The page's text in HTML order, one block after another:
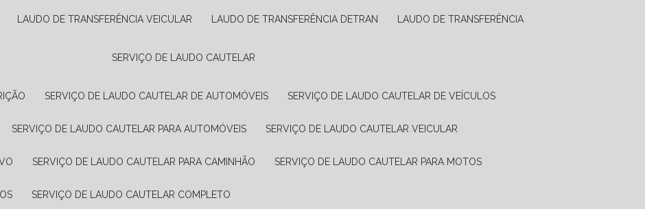
LAUDO DE TRANSFERÊNCIA VEICULAR LAUDO DE TRANSFERÊNCIA DETRAN LAUDO DE TRANSFERÊNCIA
SERVIÇO DE LAUDO CAUTELAR
SERVIÇO DE LAUDO CAUTELAR DE AUTOMÓVEIS SERVIÇO DE LAUDO CAUTELAR DE VEÍCULOS
SERVIÇO DE LAUDO CAUTELAR PARA AUTOMÓVEIS SERVIÇO DE LAUDO CAUTELAR VEICULAR
SERVIÇO DE LAUDO CAUTELAR PARA CAMINHÃO SERVIÇO DE LAUDO CAUTELAR PARA MOTOS
SERVIÇO DE LAUDO CAUTELAR COMPLETO